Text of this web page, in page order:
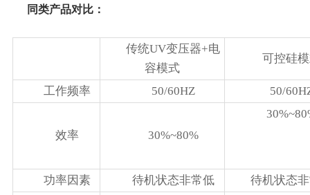
同类产品对比：
传统UV变压器+电
容模式
可控硅
工作频率 50/60HZ 50/
效率 30%~80%
功率因素 待机状态非常低
待机状态